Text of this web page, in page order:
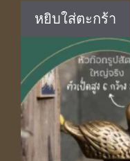
฿1,890.00.
หยิบใส่ตะกร้า